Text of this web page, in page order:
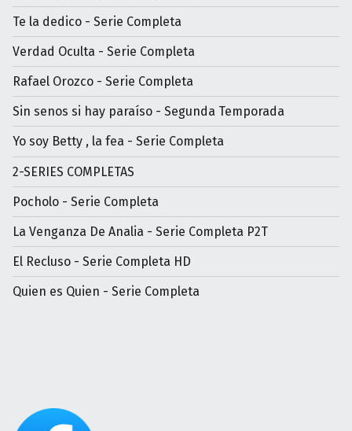
Te la dedico - Serie Completa
Verdad Oculta - Serie Completa
Rafael Orozco - Serie Completa
Sin senos si hay paraíso - Segunda Temporada
Yo soy Betty , la fea - Serie Completa
2-SERIES COMPLETAS
Pocholo - Serie Completa
La Venganza De Analia - Serie Completa P2T
El Recluso - Serie Completa HD
Quien es Quien - Serie Completa